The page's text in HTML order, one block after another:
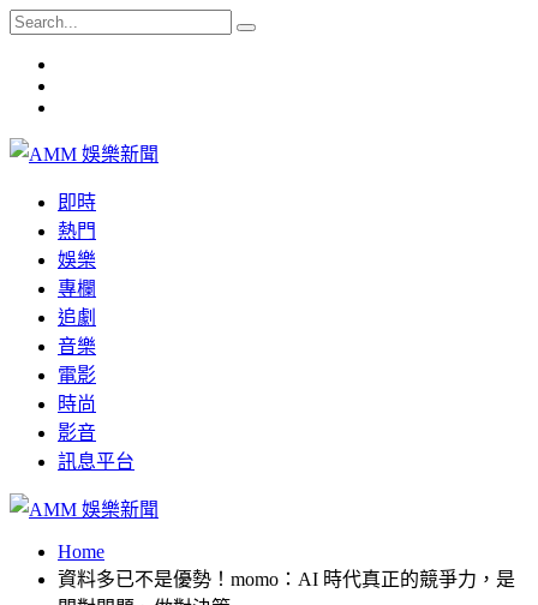
即時
熱門
娛樂
專欄
追劇
音樂
電影
時尚
影音
訊息平台
Home
資料多已不是優勢！momo：AI 時代真正的競爭力，是